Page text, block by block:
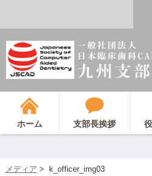
ホーム 支部長挨拶
メディア > k_officer_img03